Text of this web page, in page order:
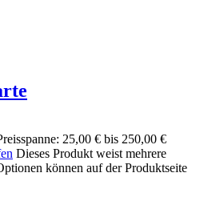
25,00 € bis 250,00 €
Dieses Produkt weist mehrere
können auf der Produktseite